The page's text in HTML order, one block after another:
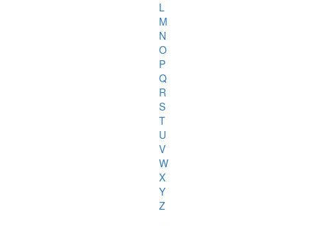
L
M
N
O
P
Q
R
S
T
U
V
W
X
Y
Z